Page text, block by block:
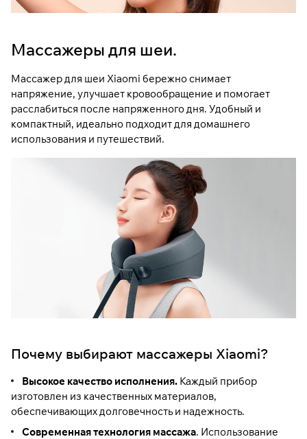
Массажеры для шеи.
Массажер для шеи Xiaomi бережно снимает
напряжение, улучшает кровообращение и помогает
расслабиться после напряженного дня. Удобный и
компактный, идеально подходит для домашнего
использования и путешествий.
Почему выбирают массажеры Xiaomi?
Высокое качество исполнения. Каждый прибор
изготовлен из качественных материалов,
обеспечивающих долговечность и надежность.
Современная технология массажа. Использование